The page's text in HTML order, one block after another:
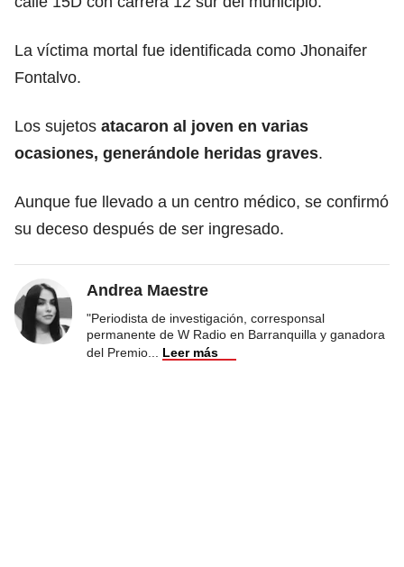
La víctima mortal fue identificada como Jhonaifer
Fontalvo.
Los sujetos atacaron al joven en varias
ocasiones, generándole heridas graves.
Aunque fue llevado a un centro médico, se confirmó
su deceso después de ser ingresado.
Andrea Maestre
"Periodista de investigación, corresponsal
permanente de W Radio en Barranquilla y ganadora
del Premio
Leer más